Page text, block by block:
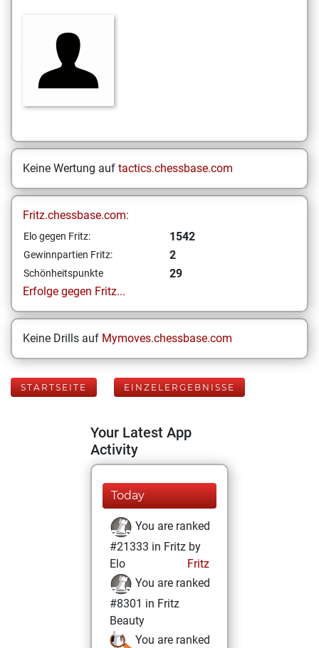
Keine Wertung auf tactics.chessbase.com
Fritz.chessbase.com:
Elo gegen Fritz: 1542
Gewinnpartien Fritz: 2
Schönheitspunkte
29
Erfolge gegen Fritz...
Keine Drills auf Mymoves.chessbase.com
STARTSEITE EINZELERGEBNISSE
Your Latest App
Activity
Today
You are ranked
#21333 in Fritz by
Elo
Fritz
You are ranked
#8301 in Fritz
Beauty
You are ranked